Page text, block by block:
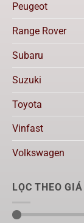
Peugeot
Range Rover
Subaru
Suzuki
Toyota
Vinfast
Volkswagen
LỌC THEO GIÁ